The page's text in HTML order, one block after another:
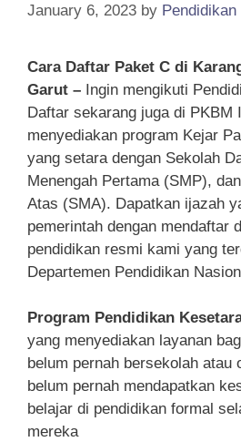
January 6, 2023 by
Cara Daftar Paket C di
Garut – Ingin mengikuti
Daftar sekarang juga di PKBM
menyediakan program Kejar
yang setara dengan Sekolah
Menengah Pertama (SMP),
Atas (SMA). Dapatkan ijazah
pemerintah dengan mendaftar
pendidikan resmi kami yang
Departemen Pendidikan
Program Pendidikan
yang menyediakan layanan
belum pernah bersekolah atau
belum pernah mendapatkan
belajar di pendidikan formal
mereka